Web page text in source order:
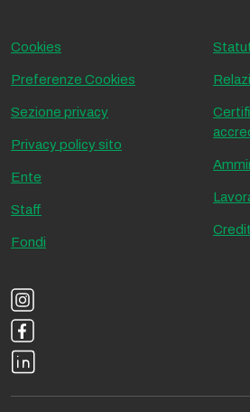
Cookies
Preferenze Cookies
Sezione privacy
Privacy policy sito
Ente
Staff
Fondi